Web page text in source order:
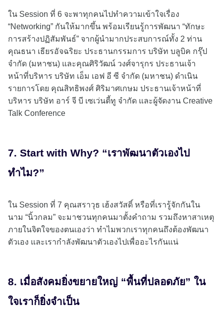
ใน Session ที่ 6 จะพาทุกคนไปทำความเข้าใจเรื่อง
“Networking” กันให้มากขึ้น พร้อมเรียนรู้การพัฒนา “ทักษะ
การสร้างปฏิสัมพันธ์” จากผู้นำมากประสบการณ์ทั้ง 2 ท่าน
คุณธนา เธียรอัจฉริยะ ประธานกรรมการ บริษัท บลูบิค กรุ๊ป
จำกัด (มหาชน) และคุณศิริวัฒน์ วงศ์จารุกร ประธานเจ้า
หน้าที่บริหาร บริษัท เอ็ม เอฟ อี ซี จำกัด (มหาชน) ดำเนิน
รายการโดย คุณสิทธิพงศ์ ศิริมาศเกษม ประธานเจ้าหน้าที่
บริหาร บริษัท อาร์ จี บี เซเว่นตี้ทู จำกัด และผู้จัดงาน Creative
Talk Conference
7. Start with Why? “เราพัฒนาตัวเองไป
ทำไม?”
ใน Session ที่ 7 คุณสราวุธ เฮ้งสวัสดิ์ หรือที่เรารู้จักกันใน
นาม “นิ้วกลม” จะมาชวนทุกคนมาตั้งคำถาม รวมถึงหาสาเหตุ
ภายในจิตใจของตนเองว่า ทำไมพวกเราทุกคนถึงต้องพัฒนา
ตัวเอง และเรากำลังพัฒนาตัวเองไปเพื่ออะไรกันแน่
8. เมื่อสังคมยิ่งขยายใหญ่ “พื้นที่ปลอดภัย” ใน
ใจเราก็ยิ่งจำเป็น